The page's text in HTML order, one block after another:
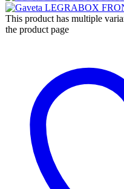
This product has multiple
the product page